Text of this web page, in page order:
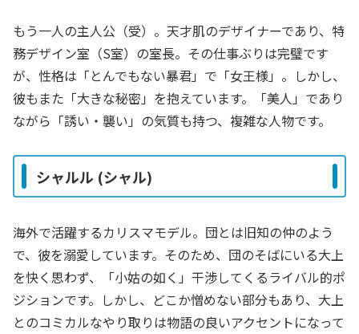
もう一人の主人公（受）。天才肌のデザイナーであり、特
務デザイン室（S室）の室長。その仕事ぶりは完璧です
が、性格は「とんでもない暴君」で「女王様」。しかし、
彼もまた「大きな秘密」を抱えています。「美人」であり
ながら「誘い・襲い」の気質も持つ、複雑な人物です。
シャルル (シャル)
海外で活躍するカリスマモデル。団とは旧知の仲のよう
で、彼を溺愛しています。そのため、団のそばにいる大上
を快く思わず、「小姑の如く」干渉してくるライバル的ポ
ジションです。しかし、どこか憎めない部分もあり、大上
とのコミカルなやり取りは物語の良いアクセントになって